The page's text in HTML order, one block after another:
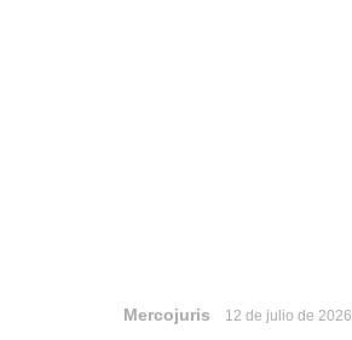
Mercojuris 12 de julio de 2026